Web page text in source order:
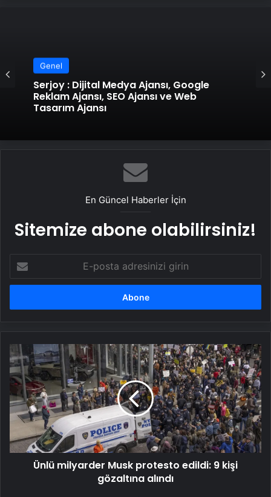
Genel
Genel
Taşımacılık Yazılımı
En Güncel Haberler İçin
Sitemize abone olabilirsiniz!
posta
adresinizi
Ünlü
milyarder
Musk
protesto
edildi:
9
gözaltına
alındı
Ünlü milyarder Musk protesto edildi: 9 kişi
gözaltına alındı